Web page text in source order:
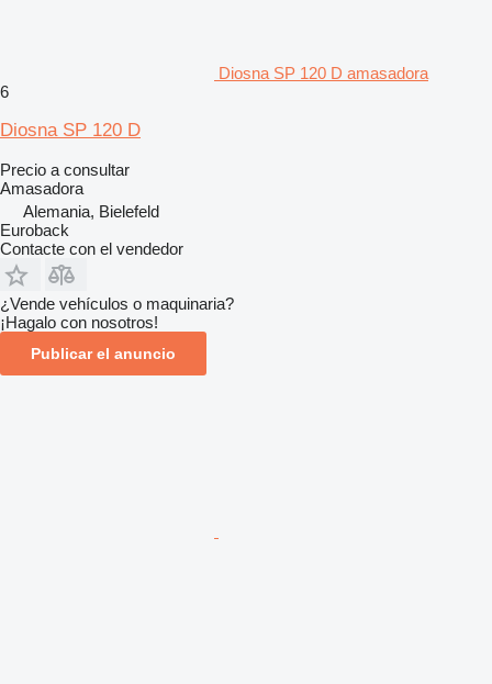
Diosna SP 120 D amasadora
6
Diosna SP 120 D
Precio a consultar
Amasadora
Alemania, Bielefeld
Euroback
Contacte con el vendedor
¿Vende vehículos o maquinaria?
¡Hagalo con nosotros!
Publicar el anuncio